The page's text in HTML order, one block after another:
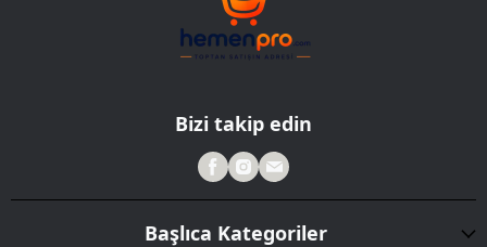
Bizi takip edin
Başlıca Kategoriler